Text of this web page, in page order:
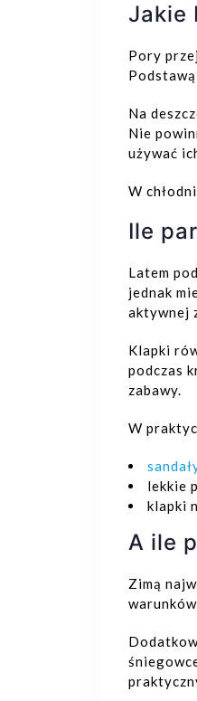
Jakie
Pory
Na
Nie
używać
W
Ile
Latem
jednak
aktywnej
Klapki
podczas
zabawy.
W
lekkie
klapki
A ile
Zimą